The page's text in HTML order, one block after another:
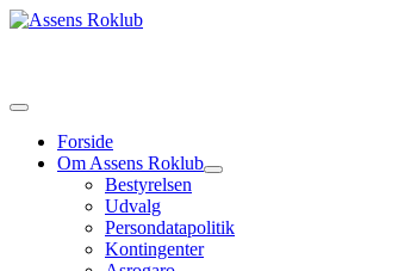
Forside
Om Assens Roklub
Bestyrelsen
Udvalg
Persondatapolitik
Kontingenter